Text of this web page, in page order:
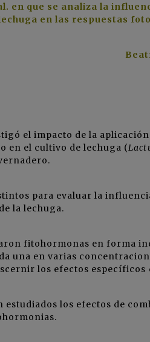
en que se analiza la
en las respuestas
el impacto de la
en el cultivo de lechuga (
para evaluar la
la lechuga.
fitohormonas en forma
una en varias
los efectos específicos
estudiados los efectos de